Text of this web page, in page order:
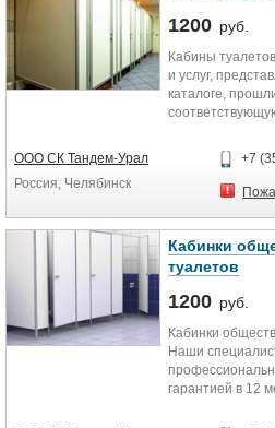
изготавливается
ручек входят
индикатором
эксплуатации
кабин. Цвет
Консультация
качественное
система скидок,
долговечные
компании ООО
Урал» —
1200 руб.
Кабины
и услуг,
каталоге,
ООО СК Тандем-Урал
Россия, Челябинск
+7
Кабинки
туалетов
1200 руб.
Кабинки
Наши
гарантией в 12